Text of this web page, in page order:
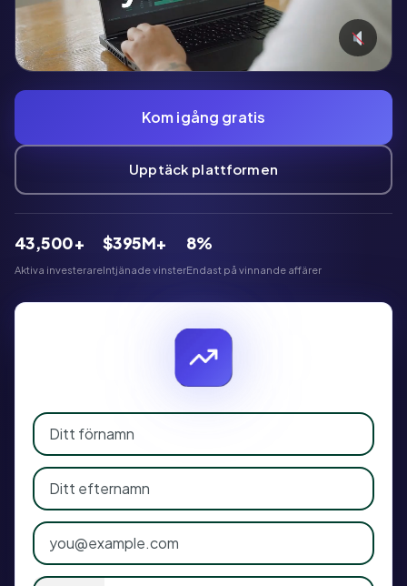
Kom igång gratis
Upptäck plattformen
43,500+
Aktiva investerare
$395M+
Intjänade vinster
8%
Endast på vinnande affärer